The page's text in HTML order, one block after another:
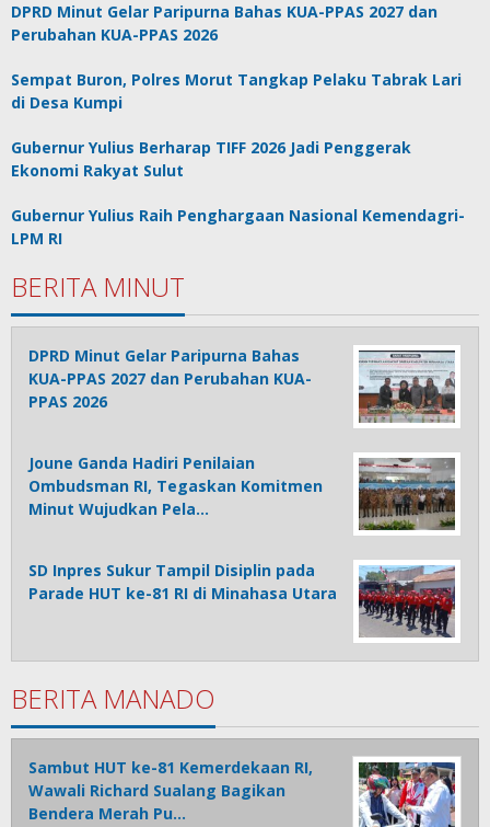
DPRD Minut Gelar Paripurna Bahas KUA-PPAS 2027 dan
Perubahan KUA-PPAS 2026
Sempat Buron, Polres Morut Tangkap Pelaku Tabrak Lari
di Desa Kumpi
Gubernur Yulius Berharap TIFF 2026 Jadi Penggerak
Ekonomi Rakyat Sulut
Gubernur Yulius Raih Penghargaan Nasional Kemendagri-
LPM RI
BERITA MINUT
DPRD Minut Gelar Paripurna Bahas
KUA-PPAS 2027 dan Perubahan KUA-
PPAS 2026
Joune Ganda Hadiri Penilaian
Ombudsman RI, Tegaskan Komitmen
Minut Wujudkan Pela…
SD Inpres Sukur Tampil Disiplin pada
Parade HUT ke-81 RI di Minahasa Utara
BERITA MANADO
Sambut HUT ke-81 Kemerdekaan RI,
Wawali Richard Sualang Bagikan
Bendera Merah Pu…